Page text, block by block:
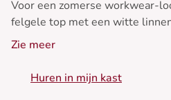
Voor een zomerse workwear-
felgele top met een witte
hak.
Zie meer
Huren in mijn kast